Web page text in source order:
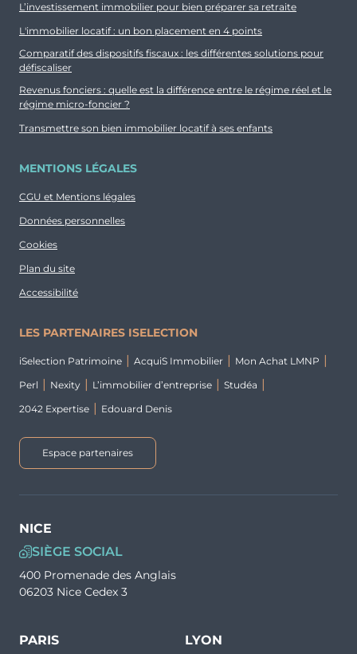
L’investissement immobilier pour bien préparer sa retraite
L'immobilier locatif : un bon placement en 4 points
Comparatif des dispositifs fiscaux : les différentes solutions pour
défiscaliser
Revenus fonciers : quelle est la différence entre le régime réel et le
régime micro-foncier ?
Transmettre son bien immobilier locatif à ses enfants
MENTIONS LÉGALES
CGU et Mentions légales
Données personnelles
Cookies
Plan du site
Accessibilité
LES PARTENAIRES ISELECTION
iSelection Patrimoine AcquiS Immobilier
Mon Achat LMNP
Perl
Nexity L’immobilier d’entreprise
Studéa
2042 Expertise
Edouard Denis
Espace partenaires
NICE
SIÈGE SOCIAL
400 Promenade des Anglais
06203 Nice Cedex 3
PARIS LYON